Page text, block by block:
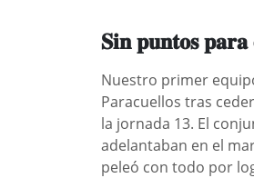
𝐒𝐢𝐧 𝐩𝐮𝐧𝐭𝐨𝐬
Nuestro primer
Paracuellos tras
la jornada 13. El
adelantaban en el
peleó con todo por